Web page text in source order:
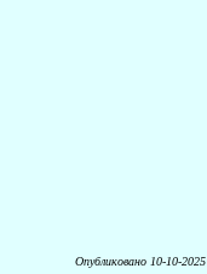
Опубликовано 10-10-2025